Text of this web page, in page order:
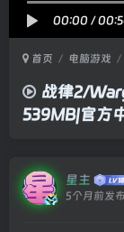
00:00 /
首页 电脑游戏
战律2/
539MB|官方
星主
5个月前发布